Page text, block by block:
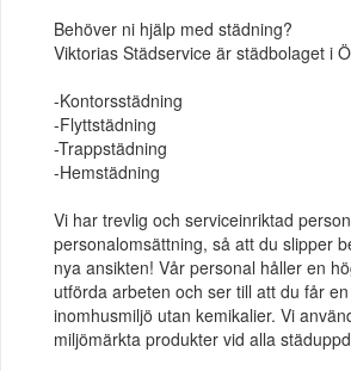
Behöver ni hjälp med städning?
Viktorias Städservice är städbolaget i
-Kontorsstädning
-Flyttstädning
-Trappstädning
-Hemstädning
Vi har trevlig och serviceinriktad
personalomsättning, så att du slipper
nya ansikten! Vår personal håller en
utförda arbeten och ser till att du får
inomhusmiljö utan kemikalier. Vi
miljömärkta produkter vid alla